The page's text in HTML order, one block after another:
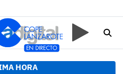
HORA